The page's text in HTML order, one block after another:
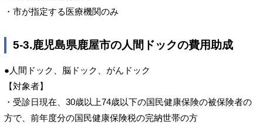
・市が指定する医療機関のみ
5-3.鹿児島県鹿屋市の人間ドックの費用助成
●人間ドック、脳ドック、がんドック
【対象者】
・受診日現在、30歳以上74歳以下の国民健康保険の被保険者の
方で、前年度分の国民健康保険税の完納世帯の方